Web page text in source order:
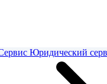
Юридический